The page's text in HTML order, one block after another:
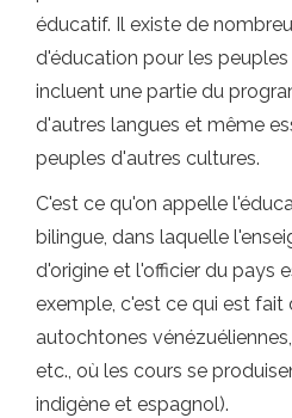
éducatif. Il existe de
d'éducation pour les
incluent une partie du
d'autres langues et même
peuples d'autres cultures.
C'est ce qu'on appelle
bilingue, dans laquelle
d'origine et l'officier du pays
exemple, c'est ce qui est fait
autochtones
etc., où les cours se
indigène et espagnol).